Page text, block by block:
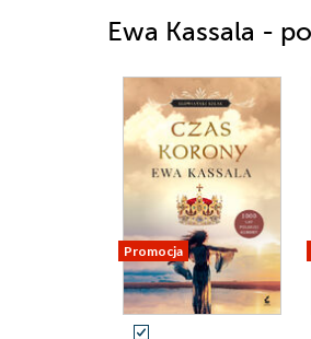
Ewa Kassala -
Promocja